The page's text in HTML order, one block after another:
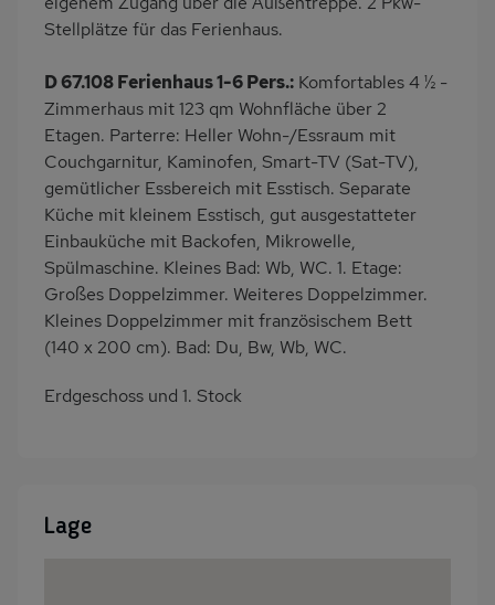
Stellplätze für das Ferienhaus.
D 67.108 Ferienhaus 1-6 Pers.: Komfortables 4 ½ -
Zimmerhaus mit 123 qm Wohnfläche über 2
Etagen. Parterre: Heller Wohn-/Essraum mit
Couchgarnitur, Kaminofen, Smart-TV (Sat-TV),
gemütlicher Essbereich mit Esstisch. Separate
Küche mit kleinem Esstisch, gut ausgestatteter
Einbauküche mit Backofen, Mikrowelle,
Spülmaschine. Kleines Bad: Wb, WC. 1. Etage:
Großes Doppelzimmer. Weiteres Doppelzimmer.
Kleines Doppelzimmer mit französischem Bett
(140 x 200 cm). Bad: Du, Bw, Wb, WC.
Erdgeschoss und 1. Stock
Lage